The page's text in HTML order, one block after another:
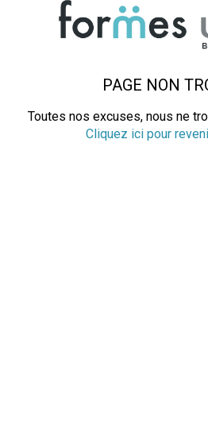
PAGE NON
Toutes nos excuses, nous ne
Cliquez ici pour